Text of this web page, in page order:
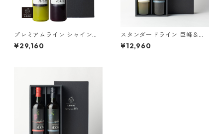
プレミアムライン シャイン・
マスカット&巨峰 ２本セット
果汁100％ストレート最高級ぶ
¥29,160
スタンダードライン 巨峰＆甲
州２本セット 果汁100％スト
レート最高級ぶどうジュース
¥12,960